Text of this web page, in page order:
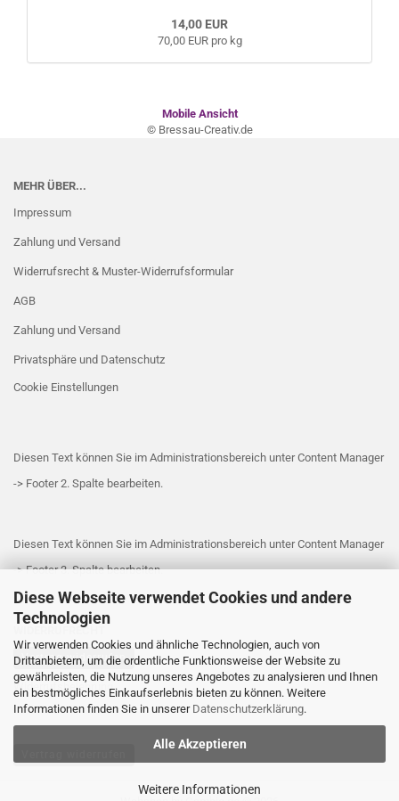
Diese Webseite verwendet Cookies und andere
Technologien
Wir verwenden Cookies und ähnliche Technologien, auch von
Drittanbietern, um die ordentliche Funktionsweise der Website zu
gewährleisten, die Nutzung unseres Angebotes zu analysieren und Ihnen
ein bestmögliches Einkaufserlebnis bieten zu können. Weitere
Informationen finden Sie in unserer Datenschutzerklärung.
Alle Akzeptieren
Weitere Informationen
14,00 EUR
70,00 EUR pro kg
Mobile Ansicht
© Bressau-Creativ.de
MEHR ÜBER...
Impressum
Zahlung und Versand
Widerrufsrecht & Muster-Widerrufsformular
AGB
Zahlung und Versand
Privatsphäre und Datenschutz
Cookie Einstellungen
Diesen Text können Sie im Administrationsbereich unter Content Manager
-> Footer 2. Spalte bearbeiten.
Diesen Text können Sie im Administrationsbereich unter Content Manager
-> Footer 3. Spalte bearbeiten.
WIDERRUFRECHT
Vertrag widerrufen
Widerrufsbelehrung